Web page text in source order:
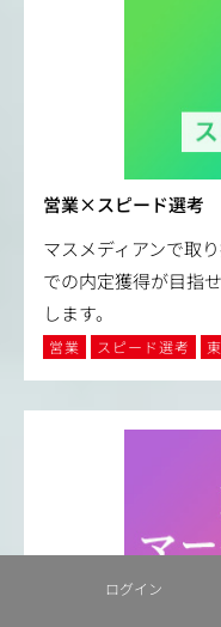
ログイン
営業×スピード選考
マスメディアンで取
での内定獲得が目指
します。
営業 スピード選考